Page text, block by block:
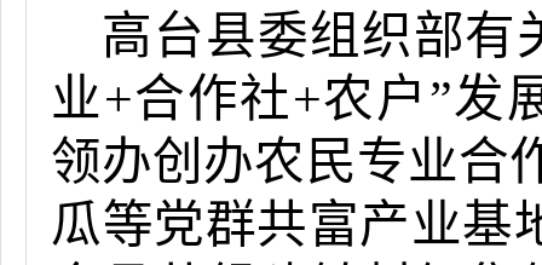
高台县委组织部有
业+合作社+农户”发
领办创办农民专业合
瓜等党群共富产业基